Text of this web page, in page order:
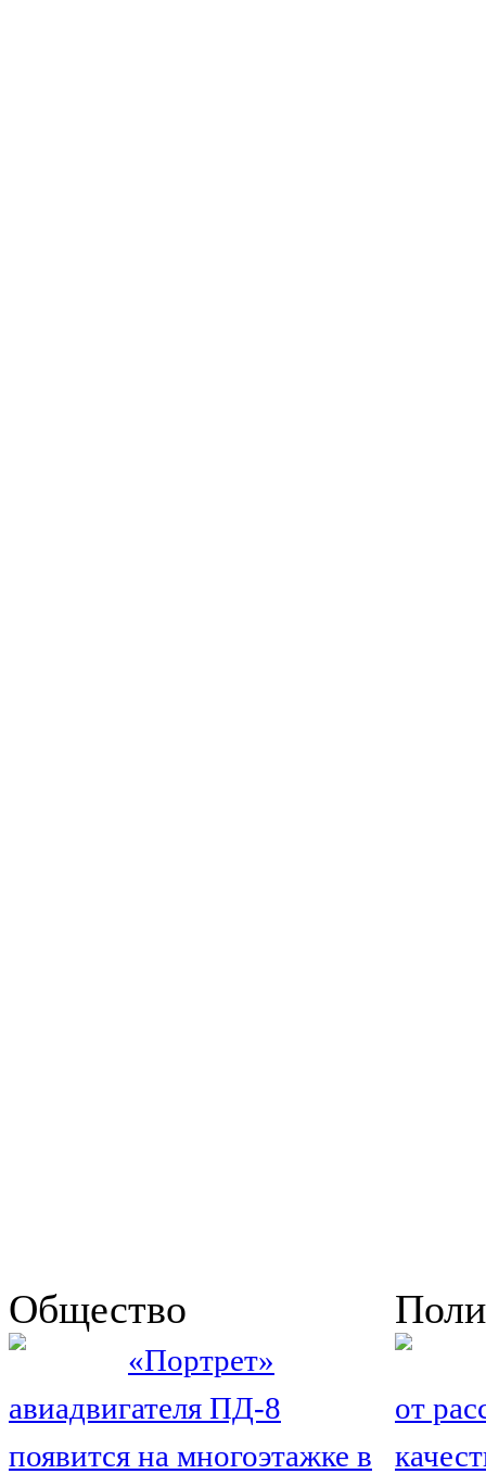
Общество
«Портрет»
авиадвигателя ПД-8
появится на многоэтажке в
от